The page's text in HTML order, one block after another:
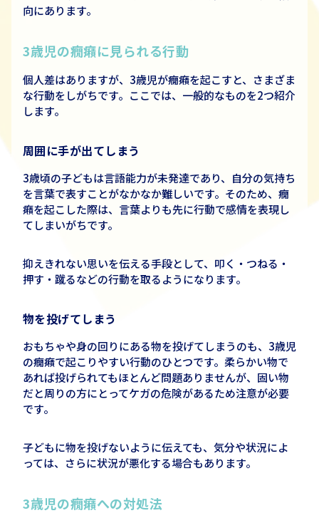
向にあります。
3歳児の癇癪に見られる行動
個人差はありますが、 3歳児が癇癪を起こすと、さまざま
な行動をしがちです。ここでは、一般的なものを2つ紹介
します。
周囲に手が出てしまう
3歳頃の子どもは言語能力が未発達であり、自分の気持ち
を言葉で表すことがなかなか難しいです。そのため、癇
癪を起こした際は、言葉よりも先に行動で感情を表現し
てしまいがちです。
抑えきれない思いを伝える手段として、叩く・つねる・
押す・蹴るなどの行動を取るようになります。
物を投げてしまう
おもちゃや身の回りにある物を投げてしまうのも、 3歳児
の癇癪で起こりやすい行動のひとつです。柔らかい物で
あれば投げられてもほとんど問題ありませんが、固い物
だと周りの方にとってケガの危険があるため注意が必要
です。
子どもに物を投げないように伝えても、気分や状況によ
っては、さらに状況が悪化する場合もあります。
3歳児の癇癪への対処法